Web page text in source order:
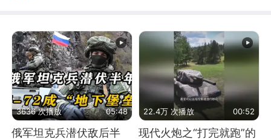
3636 次播放 05:48
俄军坦克兵潜伏敌后半
22.4万 次播放 00:52
现代火炮之“打完就跑”的